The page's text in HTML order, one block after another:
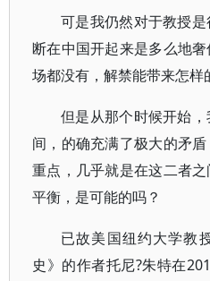
可是我仍然对于教授
断在中国开起来是多么地
场都没有，解禁能带来怎样
但是从那个时候开始
间，的确充满了极大的矛
重点，几乎就是在这二者之
平衡，是可能的吗？
已故美国纽约大学教
史》的作者托尼?朱特在